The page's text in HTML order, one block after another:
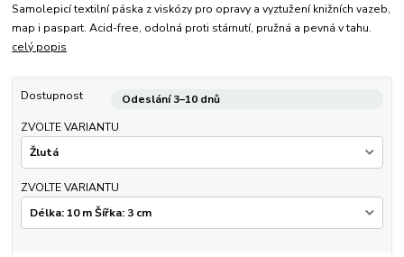
Samolepicí textilní páska z viskózy pro opravy a vyztužení knižních vazeb,
map i paspart. Acid-free, odolná proti stárnutí, pružná a pevná v tahu.
celý popis
Dostupnost
Odeslání 3–10 dnů
ZVOLTE VARIANTU
ZVOLTE VARIANTU